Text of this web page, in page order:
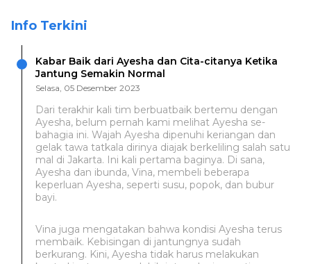
Info Terkini
Kabar Baik dari Ayesha dan Cita-citanya Ketika
Jantung Semakin Normal
Selasa, 05 Desember 2023
Dari terakhir kali tim berbuatbaik bertemu dengan
Ayesha, belum pernah kami melihat Ayesha se-
bahagia ini. Wajah Ayesha dipenuhi keriangan dan
gelak tawa tatkala dirinya diajak berkeliling salah satu
mal di Jakarta. Ini kali pertama baginya. Di sana,
Ayesha dan ibunda, Vina, membeli beberapa
keperluan Ayesha, seperti susu, popok, dan bubur
bayi.
Vina juga mengatakan bahwa kondisi Ayesha terus
membaik. Kebisingan di jantungnya sudah
berkurang. Kini, Ayesha tidak harus melakukan